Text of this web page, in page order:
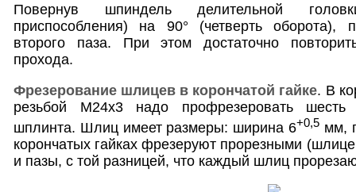
Повернув шпиндель делительной
приспособления) на 90° (четверть оборота),
второго паза. При этом достаточно
прохода.
Фрезерование шлицев в корончатой гайке. В
резьбой М24х3 надо профрезеровать
шплинта. Шлиц имеет размеры: ширина 6+0,5 мм,
корончатых гайках фрезеруют прорезными
и пазы, с той разницей, что каждый шлиц